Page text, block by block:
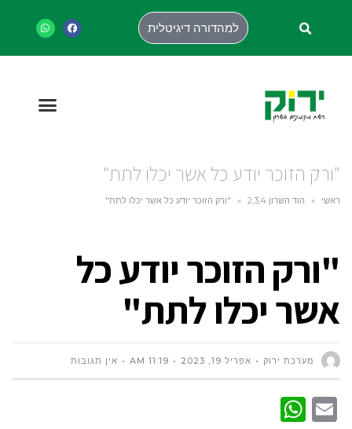
למהדורה דיגיטלית
"ורק הזוכר יודע כל אשר יכלו לתת"
ראשי » הוד השרון 2,3,4 » "ורק הזוכר יודע כל אשר יכלו לתת"
"ורק הזוכר יודע כל
אשר יכלו לתת"
מערכת ירוק אפריל 19, 2023 11:19 AM אין תגובות
Email